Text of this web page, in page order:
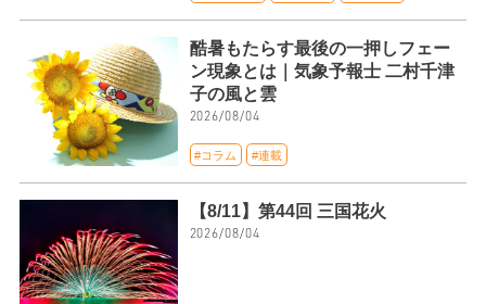
酷暑もたらす最後の一押しフェー
ン現象とは｜気象予報士 二村千津
子の風と雲
2026/08/04
#コラム #連載
【8/11】第44回 三国花火
2026/08/04